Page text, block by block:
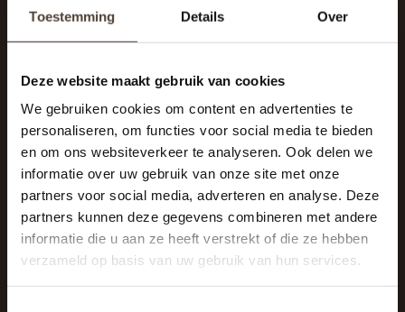
Toestemming Details Over
Deze website maakt gebruik van cookies
We gebruiken cookies om content en advertenties te
personaliseren, om functies voor social media te bieden
en om ons websiteverkeer te analyseren. Ook delen we
informatie over uw gebruik van onze site met onze
partners voor social media, adverteren en analyse. Deze
partners kunnen deze gegevens combineren met andere
informatie die u aan ze heeft verstrekt of die ze hebben
verzameld op basis van uw gebruik van hun services.
Winkelcentrum Woensel 342